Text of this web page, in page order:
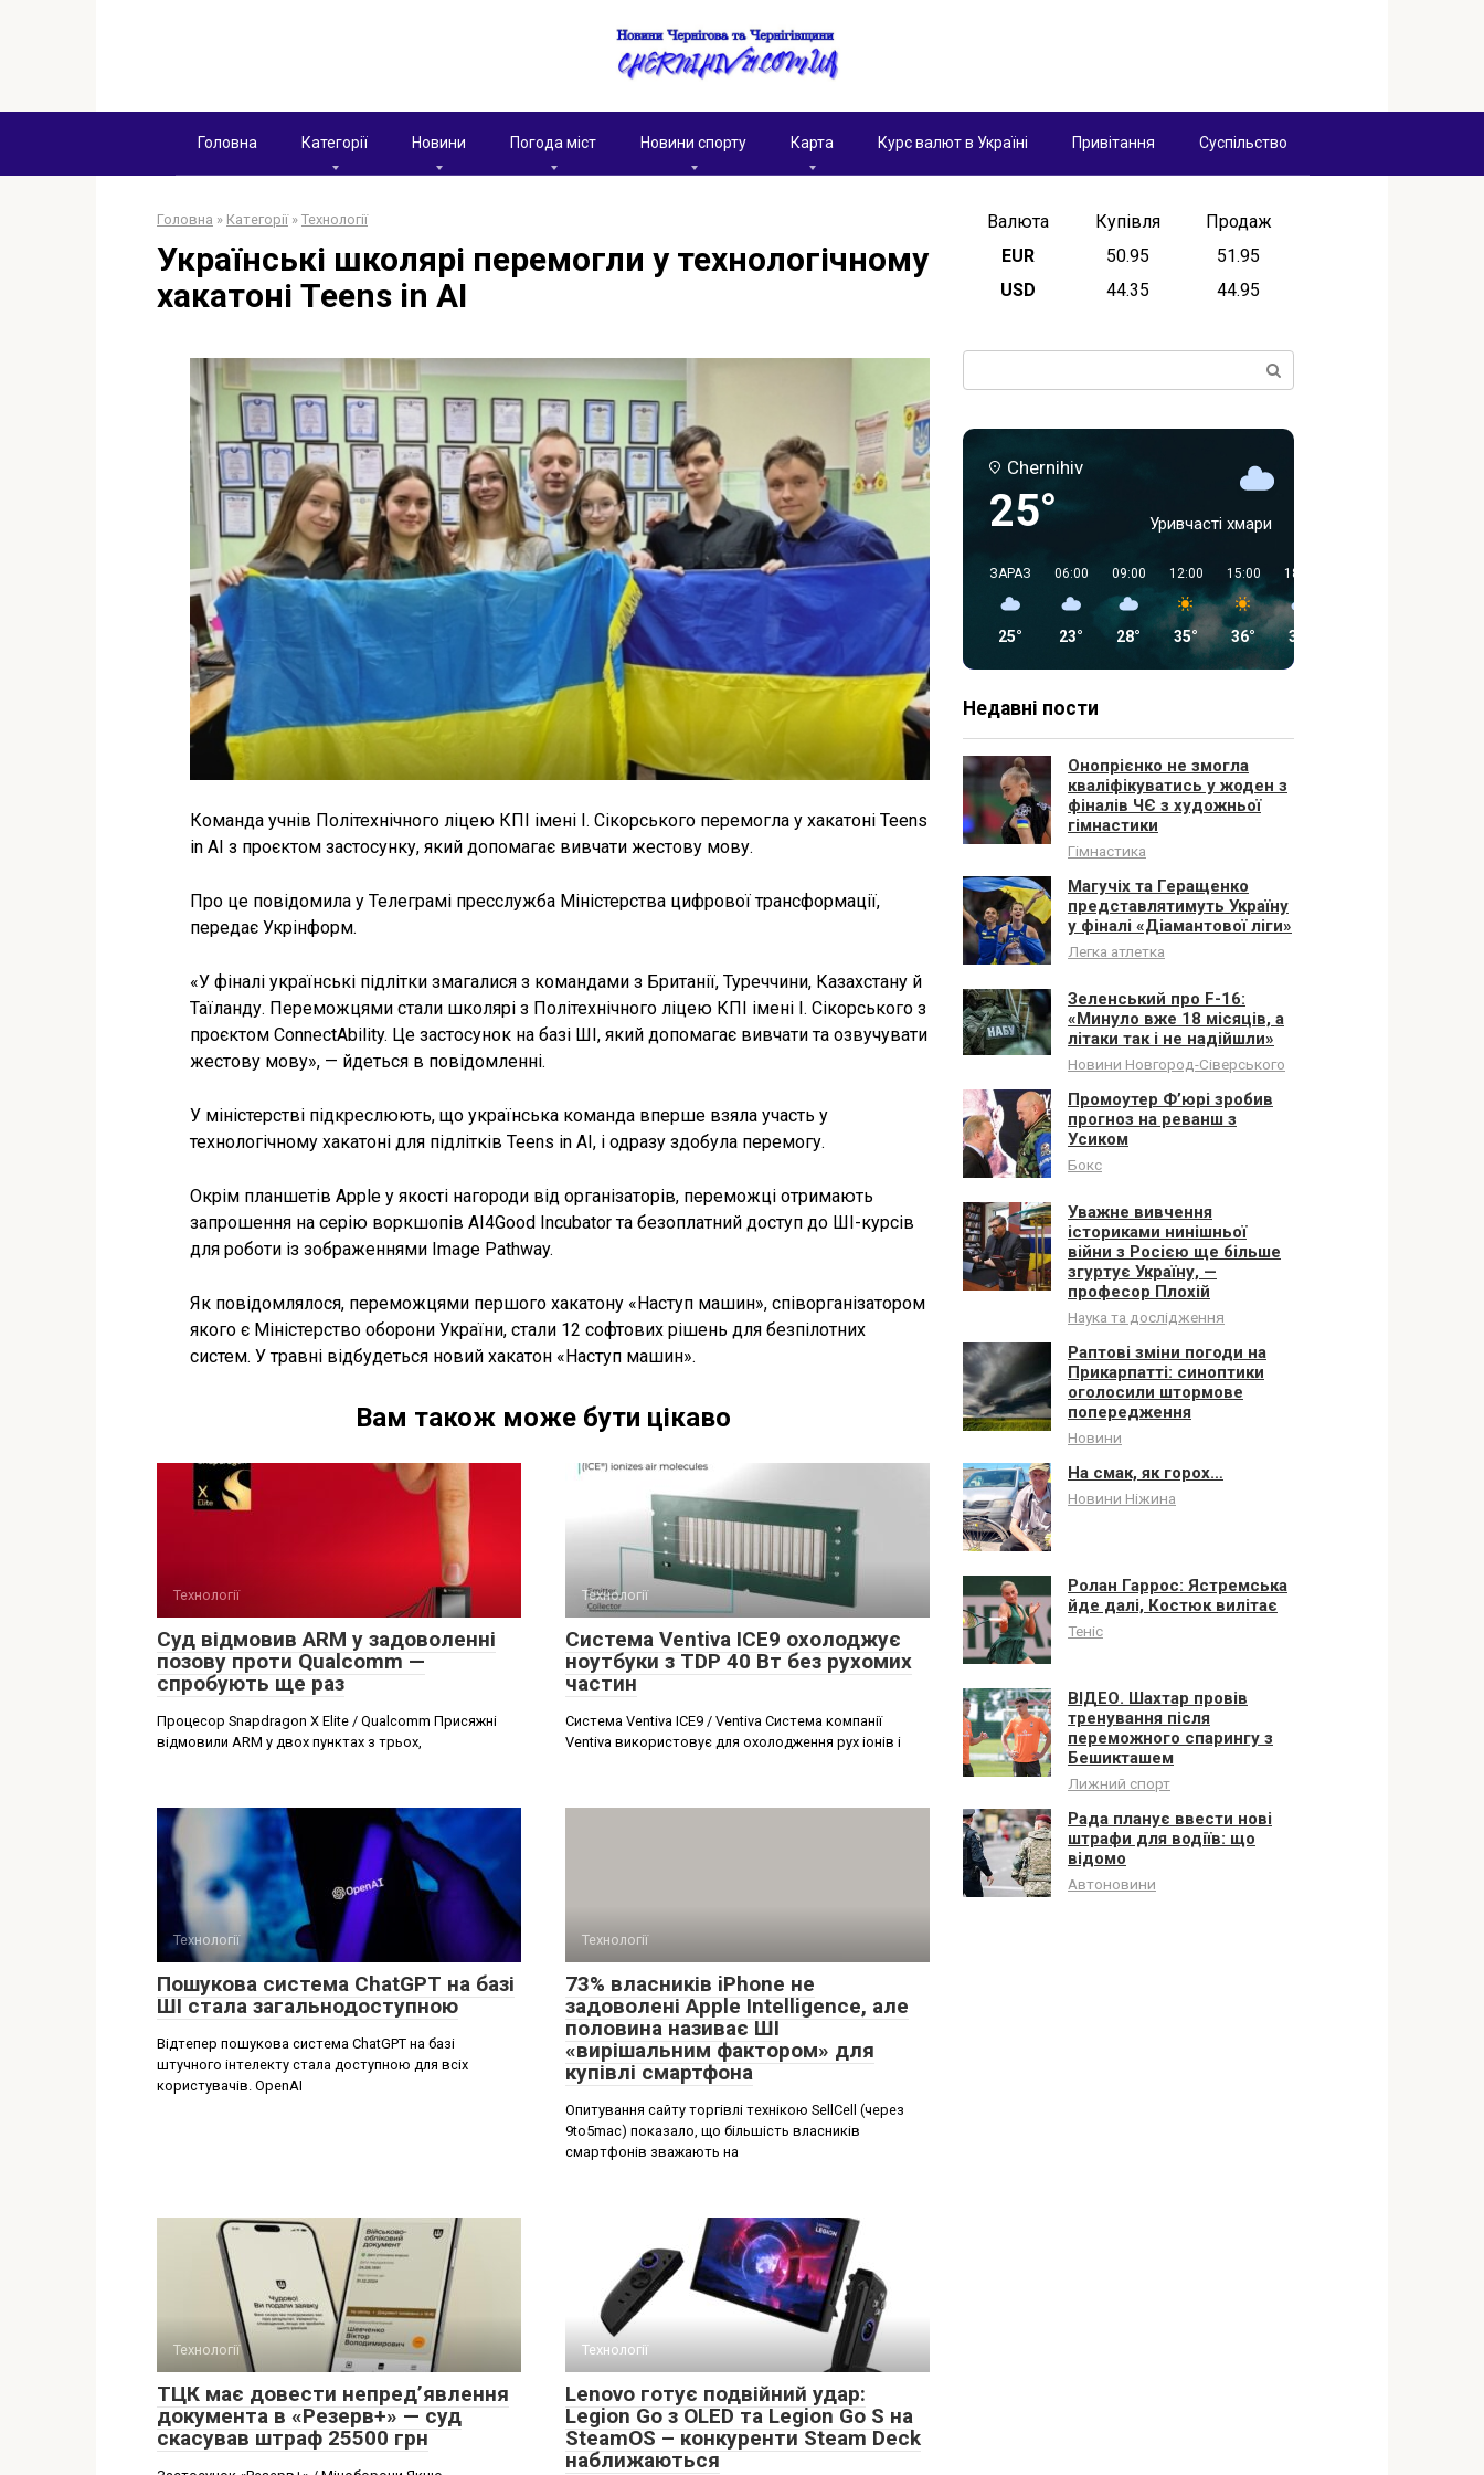
Головна Категорії Новини Погода міст Новини спорту Карта Курс валют в Україні Привітання Суспільство
Головна » Категорії » Технології
Українські школярі перемогли у технологічному
хакатоні Teens in AI
Команда учнів Політехнічного ліцею КПІ імені І. Сікорського перемогла у хакатоні Teens
in AI з проєктом застосунку, який допомагає вивчати жестову мову.
Про це повідомила у Телеграмі пресслужба Міністерства цифрової трансформації,
передає Укрінформ.
«У фіналі українські підлітки змагалися з командами з Британії, Туреччини, Казахстану й
Таїланду. Переможцями стали школярі з Політехнічного ліцею КПІ імені І. Сікорського з
проєктом ConnectAbility. Це застосунок на базі ШІ, який допомагає вивчати та озвучувати
жестову мову», — йдеться в повідомленні.
У міністерстві підкреслюють, що українська команда вперше взяла участь у
технологічному хакатоні для підлітків Teens in AI, і одразу здобула перемогу.
Окрім планшетів Apple у якості нагороди від організаторів, переможці отримають
запрошення на серію воркшопів AI4Good Incubator та безоплатний доступ до ШІ-курсів
для роботи із зображеннями Image Pathway.
Як повідомлялося, переможцями першого хакатону «Наступ машин», співорганізатором
якого є Міністерство оборони України, стали 12 софтових рішень для безпілотних
систем. У травні відбудеться новий хакатон «Наступ машин».
Вам також може бути цікаво
Технології
Суд відмовив ARM у задоволенні
позову проти Qualcomm —
спробують ще раз
Процесор Snapdragon X Elite / Qualcomm Присяжні
відмовили ARM у двох пунктах з трьох,
Технології
Система Ventiva ICE9 охолоджує
ноутбуки з TDP 40 Вт без рухомих
частин
Система Ventiva ICE9 / Ventiva Система компанії
Ventiva використовує для охолодження рух іонів і
Технології
Пошукова система ChatGPT на базі
ШІ стала загальнодоступною
Відтепер пошукова система ChatGPT на базі
штучного інтелекту стала доступною для всіх
користувачів. OpenAI
Технології
73% власників iPhone не
задоволені Apple Intelligence, але
половина називає ШІ
«вирішальним фактором» для
купівлі смартфона
Опитування сайту торгівлі технікою SellCell (через
9to5mac) показало, що більшість власників
смартфонів зважають на
Технології
ТЦК має довести непред’явлення
документа в «Резерв+» — суд
скасував штраф 25500 грн
Технології
Lenovo готує подвійний удар:
Legion Go з OLED та Legion Go S на
SteamOS – конкуренти Steam Deck
наближаються
Валюта Купівля
Продаж
EUR
50.95
51.95
USD
44.35 44.95
Chernihiv
25° Уривчасті хмари
ЗАРАЗ
25°
06:00
23°
09:00
28°
12:00
35°
15:00
36°
18:00
30°
Недавні пости
Онопрієнко не змогла
кваліфікуватись у жоден з
фіналів ЧЄ з художньої
гімнастики
Гімнастика
Магучіх та Геращенко
представлятимуть Україну
у фіналі «Діамантової ліги»
Легка атлетка
Зеленський про F-16:
«Минуло вже 18 місяців, а
літаки так і не надійшли»
Новини Новгород-Сіверського
Промоутер Ф’юрі зробив
прогноз на реванш з
Усиком
Бокс
Уважне вивчення
істориками нинішньої
війни з Росією ще більше
згуртує Україну, —
професор Плохій
Наука та дослідження
Раптові зміни погоди на
Прикарпатті: синоптики
оголосили штормове
попередження
Новини
На смак, як горох…
Новини Ніжина
Ролан Гаррос: Ястремська
йде далі, Костюк вилітає
Теніс
ВІДЕО. Шахтар провів
тренування після
переможного спарингу з
Бешикташем
Лижний спорт
Рада планує ввести нові
штрафи для водіїв: що
відомо
Автоновини